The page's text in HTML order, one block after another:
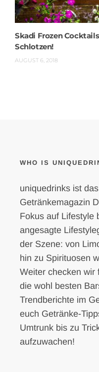
Skadi Frozen
Schlotzen!
AUGUST 6, 2018
WHO IS
uniquedrinks ist
Getränkemagazin
Fokus auf Lifestyle
angesagte
der Szene: von
hin zu Spirituosen
Weiter checken wir
die wohl besten
Trendberichte im
euch Getränke-
Umtrunk bis zu
aufzuwachen!